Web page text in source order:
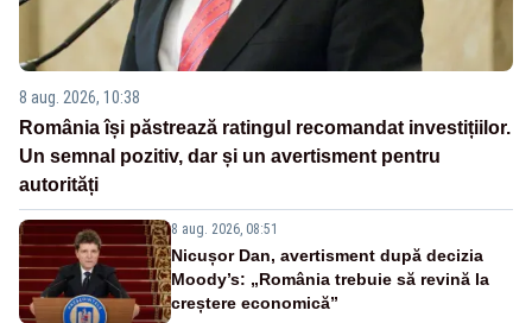
8 aug. 2026, 10:38
România își păstrează ratingul recomandat investițiilor.
Un semnal pozitiv, dar și un avertisment pentru
autorități
8 aug. 2026, 08:51
Nicușor Dan, avertisment după decizia
Moody’s: „România trebuie să revină la
creștere economică”